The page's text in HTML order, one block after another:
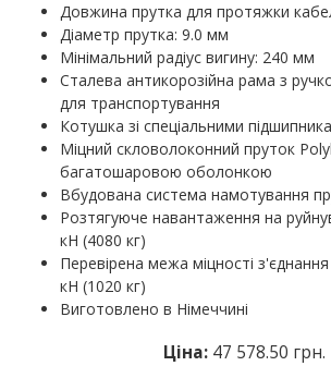
Довжина прутка для протяжки
Діаметр прутка: 9.0 мм
Мінімальний радіус вигину: 240 мм
Сталева антикорозійна рама з
для транспортування
Котушка зі спеціальними
Міцний скловолоконний пруток
багатошаровою оболонкою
Вбудована система намотування
Розтягуюче навантаження на
кН (4080 кг)
Перевірена межа міцності
кН (1020 кг)
Виготовлено в Німеччині
Ціна: 47 578.50 грн.